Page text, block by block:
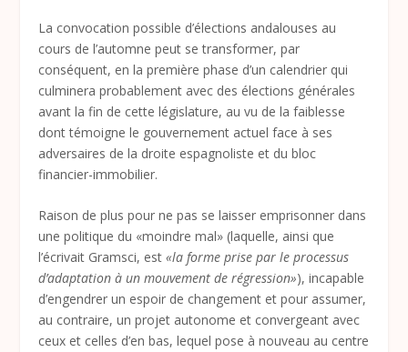
La convocation possible d’élections andalouses au
cours de l’automne peut se transformer, par
conséquent, en la première phase d’un calendrier qui
culminera probablement avec des élections générales
avant la fin de cette législature, au vu de la faiblesse
dont témoigne le gouvernement actuel face à ses
adversaires de la droite espagnoliste et du bloc
financier-immobilier.
Raison de plus pour ne pas se laisser emprisonner dans
une politique du «moindre mal» (laquelle, ainsi que
l’écrivait Gramsci, est«la forme prise par le processus
d’adaptation à un mouvement de régression»), incapable
d’engendrer un espoir de changement et pour assumer,
au contraire, un projet autonome et convergeant avec
ceux et celles d’en bas, lequel pose à nouveau au centre